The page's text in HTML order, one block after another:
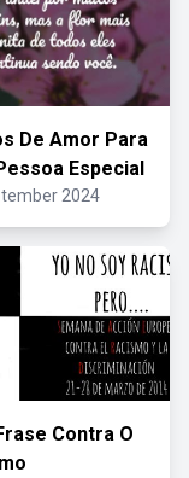
De Amor Para
Especial
2024
Contra O